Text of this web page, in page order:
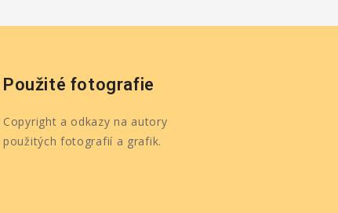
Použité fotografie
Copyright a odkazy na autory
použitých fotografií a grafik.